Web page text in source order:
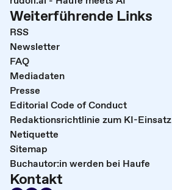
Weiterführende Links
RSS
Newsletter
FAQ
Mediadaten
Presse
Editorial Code of Conduct
Redaktionsrichtlinie zum KI-Einsatz
Netiquette
Sitemap
Buchautor:in werden bei Haufe
Kontakt